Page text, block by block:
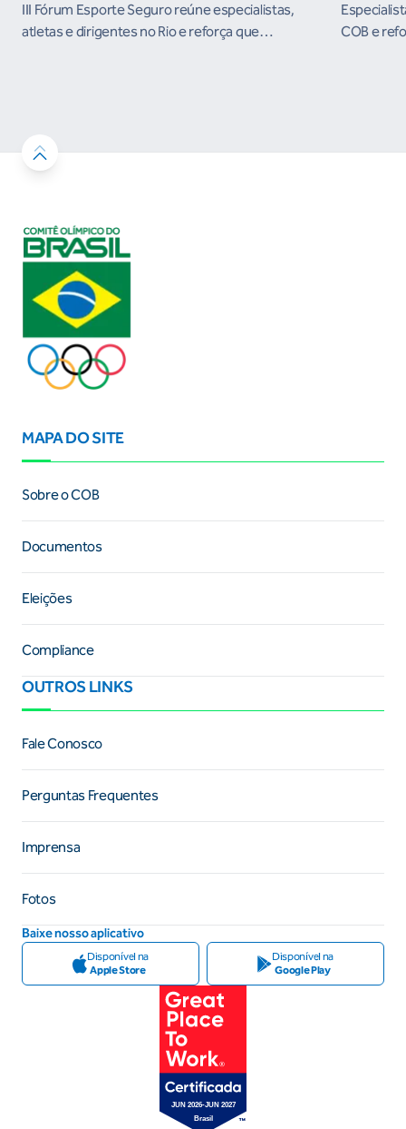
III Fórum Esporte Seguro reúne especialistas,
atletas e dirigentes no Rio e reforça que
COB e
MAPA DO SITE
Sobre o COB
Documentos
Eleições
Compliance
OUTROS LINKS
Fale Conosco
Perguntas Frequentes
Imprensa
Fotos
Baixe nosso aplicativo
Disponível na
Apple Store
Disponível na
Google Play